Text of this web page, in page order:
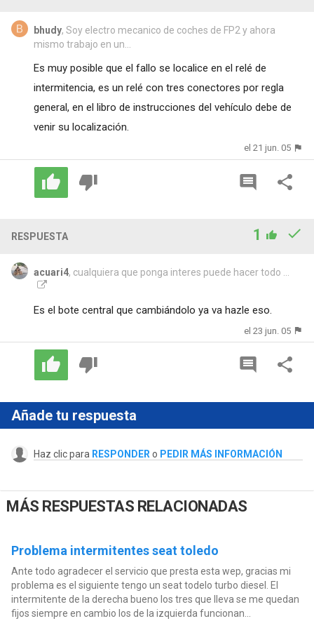
bhudy, Soy electro mecanico de coches de FP2 y ahora
mismo trabajo en un...
Es muy posible que el fallo se localice en el relé de
intermitencia, es un relé con tres conectores por regla
general, en el libro de instrucciones del vehículo debe de
venir su localización.
el 21 jun. 05
RESPUESTA 1
acuari4, cualquiera que ponga interes puede hacer todo ...
Es el bote central que cambiándolo ya va hazle eso.
el 23 jun. 05
Añade tu respuesta
Haz clic para RESPONDER o PEDIR MÁS INFORMACIÓN
MÁS RESPUESTAS RELACIONADAS
Problema intermitentes seat toledo
Ante todo agradecer el servicio que presta esta wep, gracias mi
problema es el siguiente tengo un seat todelo turbo diesel. El
intermitente de la derecha bueno los tres que lleva se me quedan
fijos siempre en cambio los de la izquierda funcionan...